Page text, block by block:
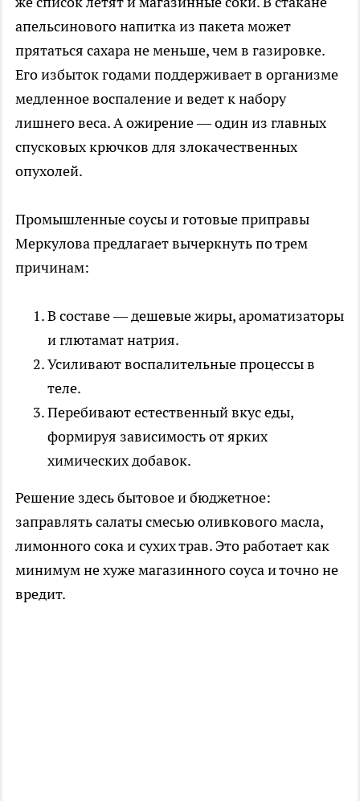
апельсинового напитка из пакета может
прятаться сахара не меньше, чем в газировке.
Его избыток годами поддерживает в организме
медленное воспаление и ведет к набору
лишнего веса. А ожирение — один из главных
спусковых крючков для злокачественных
опухолей.
Промышленные соусы и готовые приправы
Меркулова предлагает вычеркнуть по трем
причинам:
В составе — дешевые жиры, ароматизаторы
и глютамат натрия.
Усиливают воспалительные процессы в
теле.
Перебивают естественный вкус еды,
формируя зависимость от ярких
химических добавок.
Решение здесь бытовое и бюджетное:
заправлять салаты смесью оливкового масла,
лимонного сока и сухих трав. Это работает как
минимум не хуже магазинного соуса и точно не
вредит.